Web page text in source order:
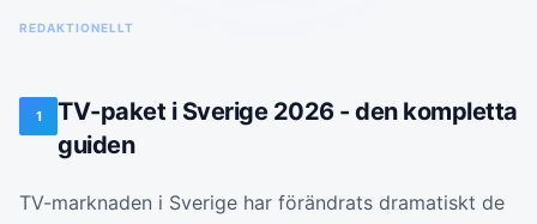
REDAKTIONELLT
1
TV-paket i Sverige 2026 - den kompletta
guiden
TV-marknaden i Sverige har förändrats dramatiskt de